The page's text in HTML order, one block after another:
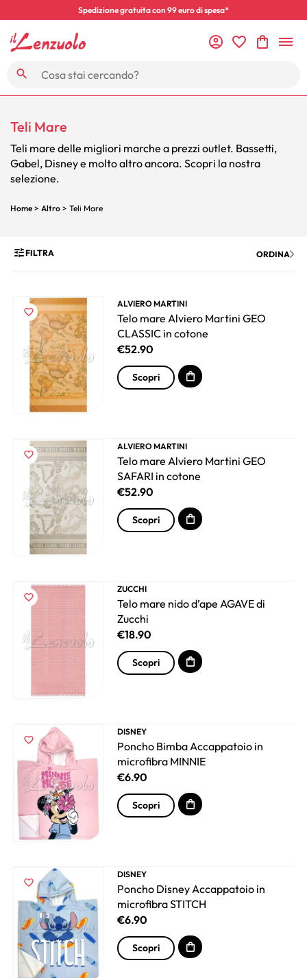
Spedizione gratuita con 99 euro di spesa*
Teli Mare
Teli mare delle migliori marche a prezzi outlet. Bassetti,
Gabel, Disney e molto altro ancora. Scopri la nostra
selezione.
Home > Altro > Teli Mare
FILTRA ORDINA
ALVIERO MARTINI
Telo mare Alviero Martini GEO
CLASSIC in cotone
€52.90
Scopri
ALVIERO MARTINI
Telo mare Alviero Martini GEO
SAFARI in cotone
€52.90
Scopri
ZUCCHI
Telo mare nido d’ape AGAVE di
Zucchi
€18.90
Scopri
DISNEY
Poncho Bimba Accappatoio in
microfibra MINNIE
€6.90
Scopri
DISNEY
Poncho Disney Accappatoio in
microfibra STITCH
€6.90
Scopri